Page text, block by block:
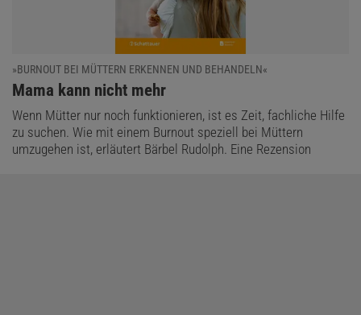
»BURNOUT BEI MÜTTERN ERKENNEN UND BEHANDELN«
:
Mama kann nicht mehr
Wenn Mütter nur noch funktionieren, ist es Zeit, fachliche Hilfe
zu suchen. Wie mit einem Burnout speziell bei Müttern
umzugehen ist, erläutert Bärbel Rudolph. Eine Rezension